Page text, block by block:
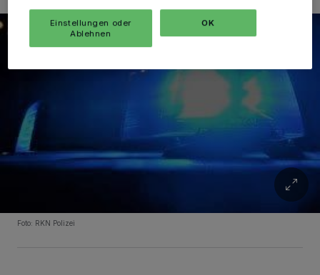
Foto: RKN Polizei
Einstellungen oder
Ablehnen
OK